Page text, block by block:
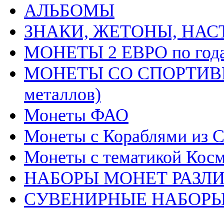
АЛЬБОМЫ
ЗНАКИ, ЖЕТОНЫ,
МОНЕТЫ 2 ЕВРО по
МОНЕТЫ СО
металлов)
Монеты ФАО
Монеты с Кораблями из
Монеты с тематикой
НАБОРЫ МОНЕТ
СУВЕНИРНЫЕ